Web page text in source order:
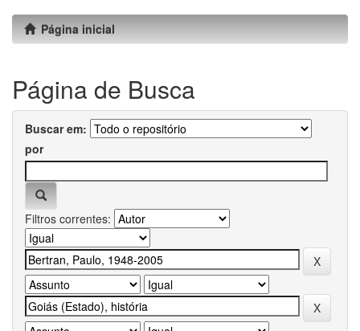
Página inicial
Página de Busca
Buscar em:
por
Filtros correntes: